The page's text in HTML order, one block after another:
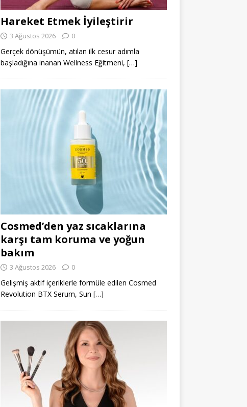
Hareket Etmek İyileştirir
3 Ağustos 2026 0
Gerçek dönüşümün, atılan ilk cesur adımla
başladığına inanan Wellness Eğitmeni, […]
Cosmed’den yaz sıcaklarına
karşı tam koruma ve yoğun
bakım
3 Ağustos 2026 0
Gelişmiş aktif içeriklerle formüle edilen Cosmed
Revolution BTX Serum, Sun […]